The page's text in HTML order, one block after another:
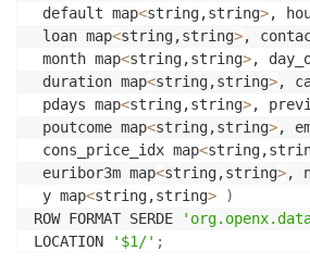
default map<string,string>,
loan map<string,string>,
month map<string,string>,
duration map<string,string>,
pdays map<string,string>,
poutcome map<string,string>,
cons_price_idx map<
euribor3m map<string,string>,
y map<string,string>
)
ROW FORMAT SERDE
LOCATION
'$1/' ;